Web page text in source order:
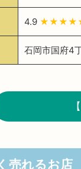
4.9
石岡市国府4
売れるお店